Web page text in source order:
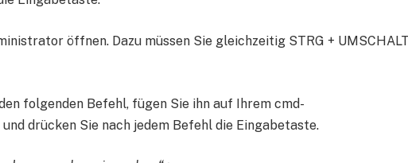
öffnen. Dazu müssen Sie gleichzeitig STRG + UMSCHALT
folgenden Befehl, fügen Sie ihn auf Ihrem cmd-
drücken Sie nach jedem Befehl die Eingabetaste.